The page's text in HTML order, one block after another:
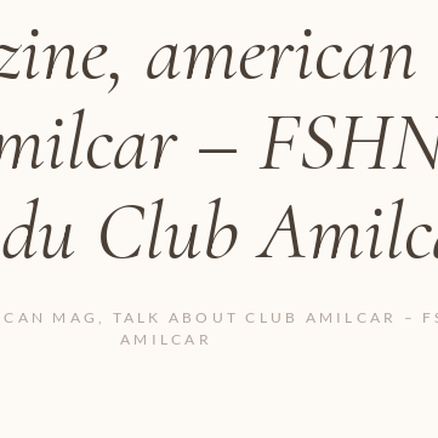
CONDITIONS
GÉNÉRALES
–
Club
MAG, TALK ABOUT CLUB AMILCAR –
AMILCAR